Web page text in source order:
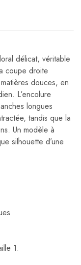
délicat, véritable
coupe droite
douces, en
L’encolure
longues
tandis que la
Un modèle à
silhouette d’une
1.